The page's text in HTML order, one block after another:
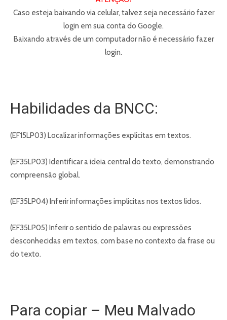
Caso esteja baixando via celular, talvez seja necessário fazer
login em sua conta do Google.
Baixando através de um computador não é necessário fazer
login.
Habilidades da BNCC:
(EF15LP03) Localizar informações explícitas em textos.
(EF35LP03) Identificar a ideia central do texto, demonstrando
compreensão global.
(EF35LP04) Inferir informações implícitas nos textos lidos.
(EF35LP05) Inferir o sentido de palavras ou expressões
desconhecidas em textos, com base no contexto da frase ou
do texto.
Para copiar – Meu Malvado